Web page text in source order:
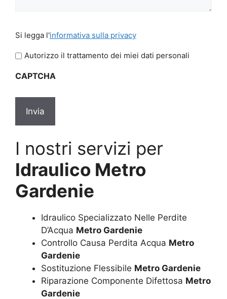
legga
l'informativa
privacy
Si legga l'informativa sulla privacy
Autorizzo il trattamento dei miei dati personali
CAPTCHA
I nostri servizi per
Idraulico Metro
Gardenie
Idraulico Specializzato Nelle Perdite
D’Acqua Metro Gardenie
Controllo Causa Perdita Acqua Metro
Gardenie
Sostituzione Flessibile Metro Gardenie
Riparazione Componente Difettosa Metro
Gardenie